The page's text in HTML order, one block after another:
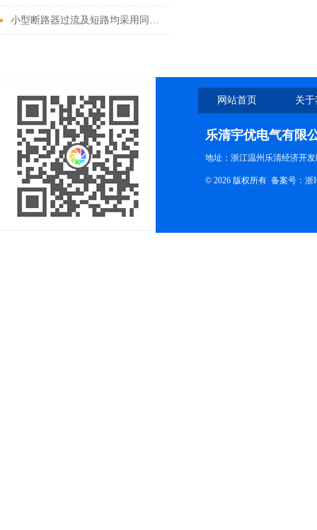
小型断路器过流及短路均采用同套装置
网站首页 关
乐清宇优电气有限
地址：浙江温州乐清经济开
© 2026 版权所有 备案号：浙